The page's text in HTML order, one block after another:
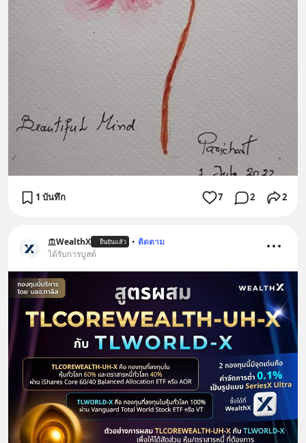
1 บันทึก 7 2 2
WealthX ยืนยันแล้ว • ติดตาม
ได้รับการบูสต์